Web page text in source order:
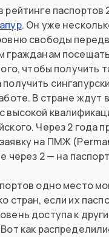
рейтинге паспортов
. Он уже
свободы
гражданам
чтобы получить
В стране ждут
высокой
Через 2 года
на ПМЖ
через 2 — на
одно место
стран, если их
доступа к
как